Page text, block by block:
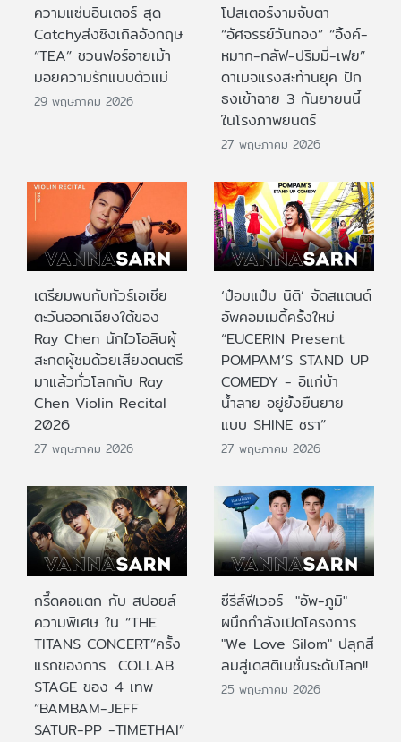
ความแซ่บอินเตอร์ สุด
Catchyส่งซิงเกิลอังกฤษ
“TEA” ชวนฟอร์อายเม้า
มอยความรักแบบตัวแม่
29 พฤษภาคม 2026
โปสเตอร์งามจับตา
“อัศจรรย์วันทอง” “อิ้งค์-
หมาก-กลัฟ-ปริมมี่-เฟย”
ดาเมจแรงสะท้านยุค ปัก
ธงเข้าฉาย 3 กันยายนนี้
ในโรงภาพยนตร์
27 พฤษภาคม 2026
เตรียมพบกับทัวร์เอเชีย
ตะวันออกเฉียงใต้ของ
Ray Chen นักไวโอลินผู้
สะกดผู้ชมด้วยเสียงดนตรี
มาแล้วทั่วโลกกับ Ray
Chen Violin Recital
2026
27 พฤษภาคม 2026
‘ป๋อมแป๋ม นิติ’ จัดสแตนด์
อัพคอมเมดี้ครั้งใหม่
“EUCERIN Present
POMPAM’S STAND UP
COMEDY - อิแก่บ้า
น้ำลาย อยู่ยั้งยืนยาย
แบบ SHINE ชรา”
27 พฤษภาคม 2026
กรี๊ดคอแตก กับ สปอยล์
ความพิเศษ ใน “THE
TITANS CONCERT”ครั้ง
แรกของการ COLLAB
STAGE ของ 4 เทพ
“BAMBAM-JEFF
SATUR-PP -TIMETHAI”
ซีรีส์ฟีเวอร์ "อัพ-ภูมิ"
ผนึกกำลังเปิดโครงการ
"We Love Silom" ปลุกสี
ลมสู่เดสติเนชั่นระดับโลก!!
25 พฤษภาคม 2026